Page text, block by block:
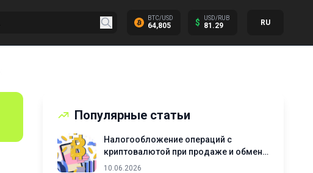
BTC/USD
64,805 $ USD/RUB
81.29 RU
Популярные статьи
Налогообложение операций с
криптовалютой при продаже и обмене
активов
10.06.2026